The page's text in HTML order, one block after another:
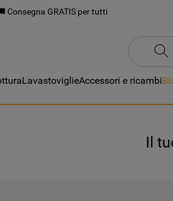
Consegna GRATIS per tutti
LavastoviglieAccessori e ricambi
Il